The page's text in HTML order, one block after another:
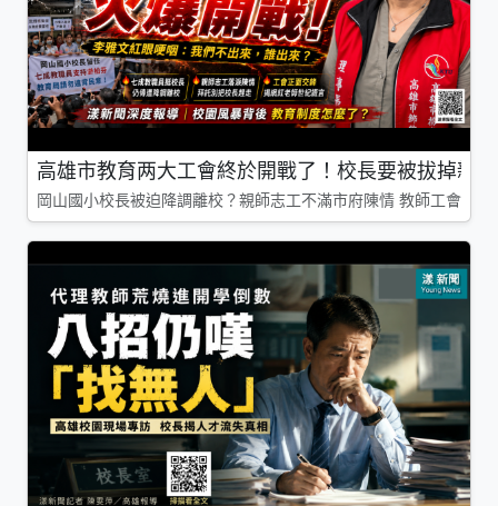
高雄市教育两大工會終於開戰了！校長要被拔掉親
岡山國小校長被迫降調離校？親師志工不滿市府陳情 教師工會槓